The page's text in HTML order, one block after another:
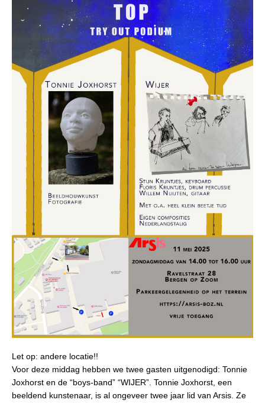
Let op: andere locatie!!
Voor deze middag hebben we twee gasten uitgenodigd: Tonnie
Joxhorst en de “boys-band” “WIJER”. Tonnie Joxhorst, een
beeldend kunstenaar, is al ongeveer twee jaar lid van Arsis. Ze